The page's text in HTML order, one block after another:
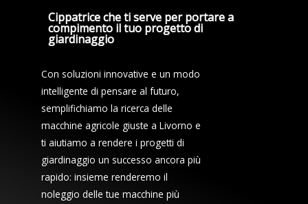
Cippatrice che ti serve per portare a
compimento il tuo progetto di
giardinaggio
Con soluzioni innovative e un modo
intelligente di pensare al futuro,
semplifichiamo la ricerca delle
macchine agricole giuste a Livorno e
ti aiutiamo a rendere i progetti di
giardinaggio un successo ancora più
rapido: insieme renderemo il
noleggio delle tue macchine più